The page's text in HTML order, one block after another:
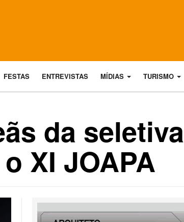
FESTAS ENTREVISTAS MÍDIAS TURISMO
da seletiva
XI JOAPA